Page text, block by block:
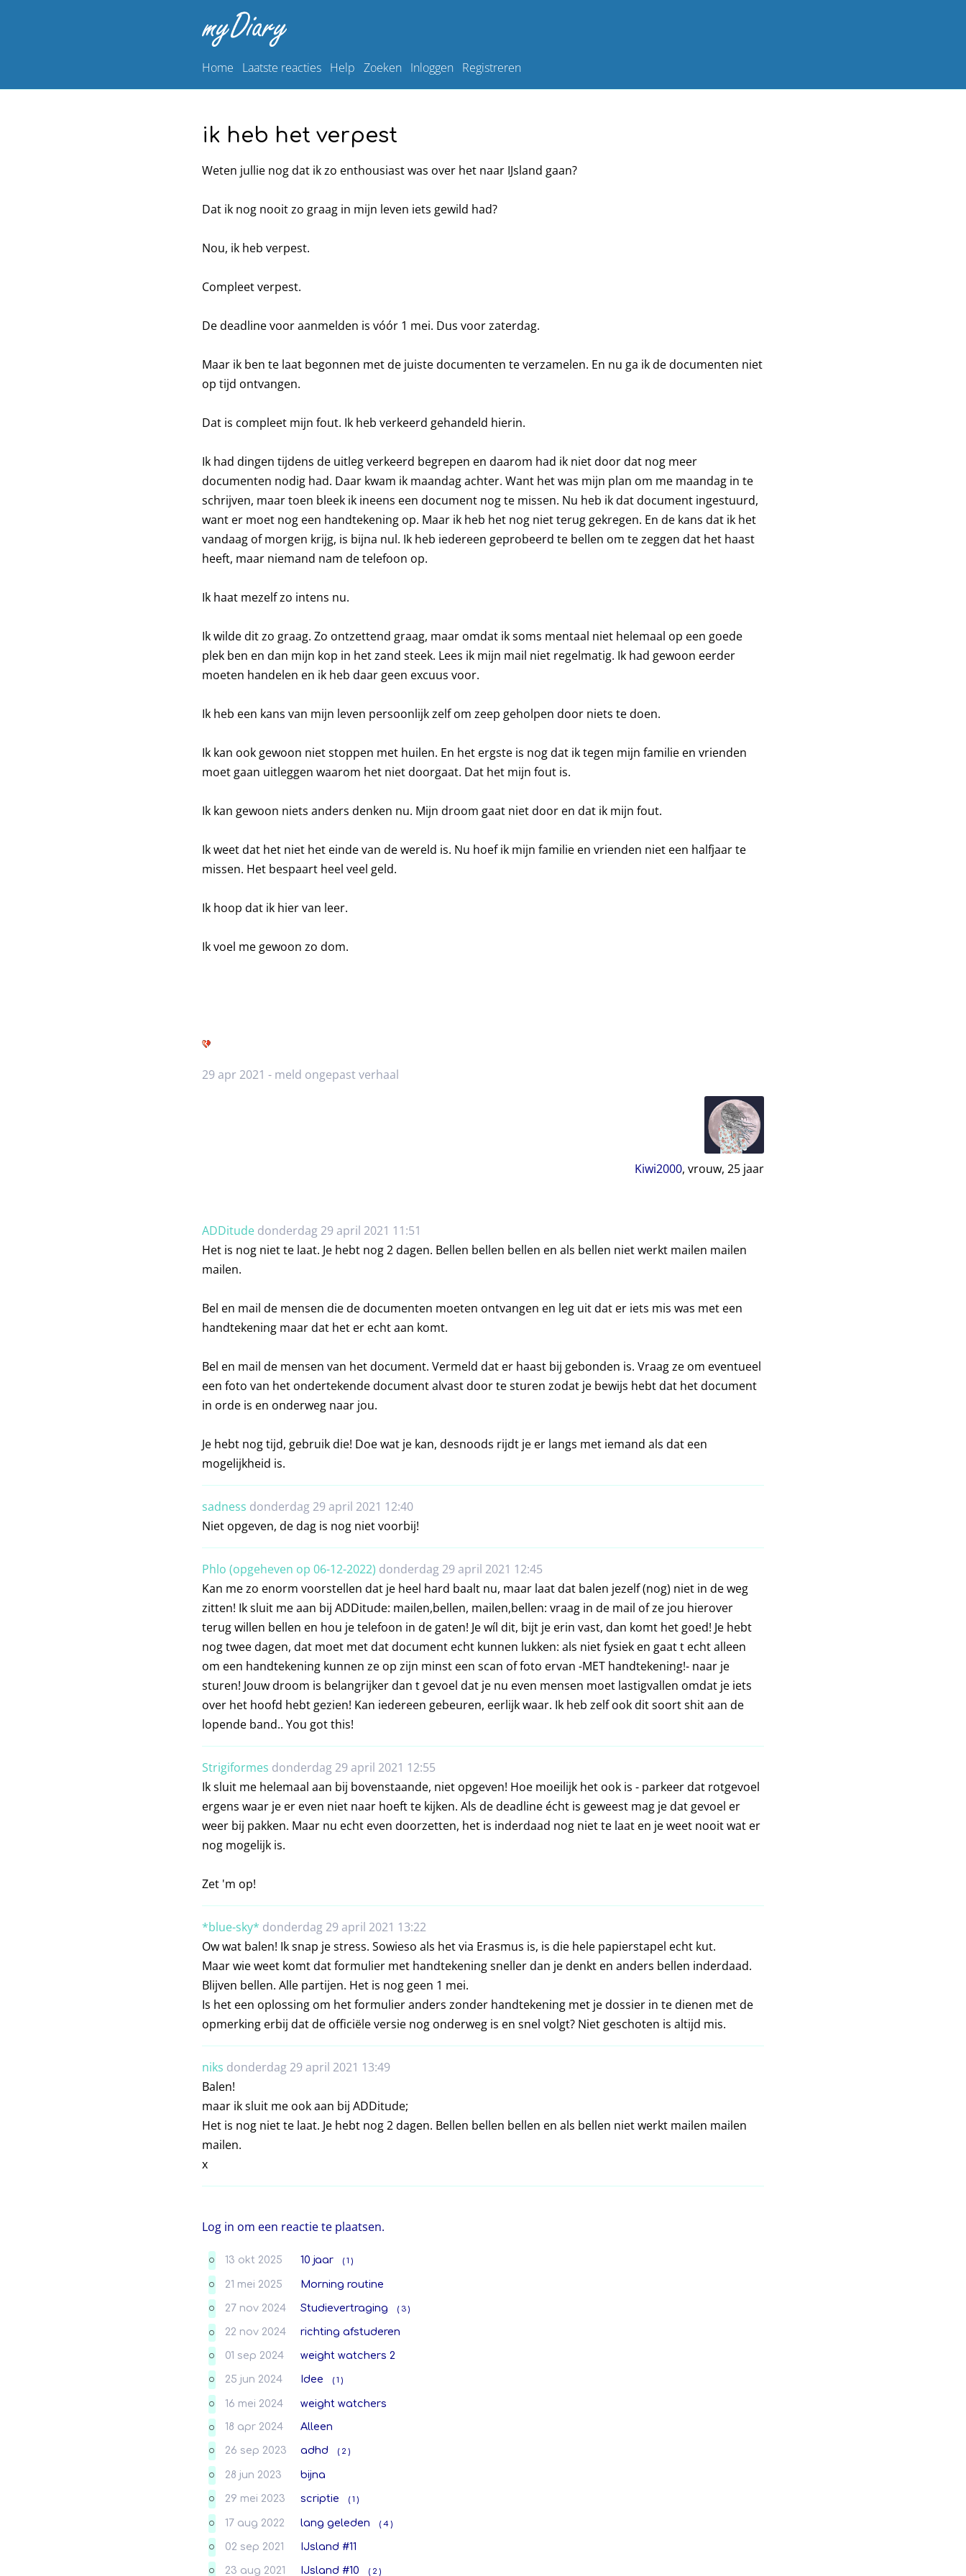
Home Laatste reacties Help Zoeken Inloggen Registreren
ik heb het verpest
Weten jullie nog dat ik zo enthousiast was over het naar IJsland gaan?
Dat ik nog nooit zo graag in mijn leven iets gewild had?
Nou, ik heb verpest.
Compleet verpest.
De deadline voor aanmelden is vóór 1 mei. Dus voor zaterdag.
Maar ik ben te laat begonnen met de juiste documenten te verzamelen. En nu ga ik de documenten niet
op tijd ontvangen.
Dat is compleet mijn fout. Ik heb verkeerd gehandeld hierin.
Ik had dingen tijdens de uitleg verkeerd begrepen en daarom had ik niet door dat nog meer
documenten nodig had. Daar kwam ik maandag achter. Want het was mijn plan om me maandag in te
schrijven, maar toen bleek ik ineens een document nog te missen. Nu heb ik dat document ingestuurd,
want er moet nog een handtekening op. Maar ik heb het nog niet terug gekregen. En de kans dat ik het
vandaag of morgen krijg, is bijna nul. Ik heb iedereen geprobeerd te bellen om te zeggen dat het haast
heeft, maar niemand nam de telefoon op.
Ik haat mezelf zo intens nu.
Ik wilde dit zo graag. Zo ontzettend graag, maar omdat ik soms mentaal niet helemaal op een goede
plek ben en dan mijn kop in het zand steek. Lees ik mijn mail niet regelmatig. Ik had gewoon eerder
moeten handelen en ik heb daar geen excuus voor.
Ik heb een kans van mijn leven persoonlijk zelf om zeep geholpen door niets te doen.
Ik kan ook gewoon niet stoppen met huilen. En het ergste is nog dat ik tegen mijn familie en vrienden
moet gaan uitleggen waarom het niet doorgaat. Dat het mijn fout is.
Ik kan gewoon niets anders denken nu. Mijn droom gaat niet door en dat ik mijn fout.
Ik weet dat het niet het einde van de wereld is. Nu hoef ik mijn familie en vrienden niet een halfjaar te
missen. Het bespaart heel veel geld.
Ik hoop dat ik hier van leer.
Ik voel me gewoon zo dom.
29 apr 2021 - meld ongepast verhaal
Kiwi2000, vrouw, 25 jaar
ADDitude donderdag 29 april 2021 11:51
Het is nog niet te laat. Je hebt nog 2 dagen. Bellen bellen bellen en als bellen niet werkt mailen mailen
mailen.
Bel en mail de mensen die de documenten moeten ontvangen en leg uit dat er iets mis was met een
handtekening maar dat het er echt aan komt.
Bel en mail de mensen van het document. Vermeld dat er haast bij gebonden is. Vraag ze om eventueel
een foto van het ondertekende document alvast door te sturen zodat je bewijs hebt dat het document
in orde is en onderweg naar jou.
Je hebt nog tijd, gebruik die! Doe wat je kan, desnoods rijdt je er langs met iemand als dat een
mogelijkheid is.
sadness donderdag 29 april 2021 12:40
Niet opgeven, de dag is nog niet voorbij!
Phlo (opgeheven op 06-12-2022) donderdag 29 april 2021 12:45
Kan me zo enorm voorstellen dat je heel hard baalt nu, maar laat dat balen jezelf (nog) niet in de weg
zitten! Ik sluit me aan bij ADDitude: mailen,bellen, mailen,bellen: vraag in de mail of ze jou hierover
terug willen bellen en hou je telefoon in de gaten! Je wíl dit, bijt je erin vast, dan komt het goed! Je hebt
nog twee dagen, dat moet met dat document echt kunnen lukken: als niet fysiek en gaat t echt alleen
om een handtekening kunnen ze op zijn minst een scan of foto ervan -MET handtekening!- naar je
sturen! Jouw droom is belangrijker dan t gevoel dat je nu even mensen moet lastigvallen omdat je iets
over het hoofd hebt gezien! Kan iedereen gebeuren, eerlijk waar. Ik heb zelf ook dit soort shit aan de
lopende band.. You got this!
Strigiformes donderdag 29 april 2021 12:55
Ik sluit me helemaal aan bij bovenstaande, niet opgeven! Hoe moeilijk het ook is - parkeer dat rotgevoel
ergens waar je er even niet naar hoeft te kijken. Als de deadline écht is geweest mag je dat gevoel er
weer bij pakken. Maar nu echt even doorzetten, het is inderdaad nog niet te laat en je weet nooit wat er
nog mogelijk is.
Zet 'm op!
*blue-sky* donderdag 29 april 2021 13:22
Ow wat balen! Ik snap je stress. Sowieso als het via Erasmus is, is die hele papierstapel echt kut.
Maar wie weet komt dat formulier met handtekening sneller dan je denkt en anders bellen inderdaad.
Blijven bellen. Alle partijen. Het is nog geen 1 mei.
Is het een oplossing om het formulier anders zonder handtekening met je dossier in te dienen met de
opmerking erbij dat de officiële versie nog onderweg is en snel volgt? Niet geschoten is altijd mis.
niks donderdag 29 april 2021 13:49
Balen!
maar ik sluit me ook aan bij ADDitude;
Het is nog niet te laat. Je hebt nog 2 dagen. Bellen bellen bellen en als bellen niet werkt mailen mailen
mailen.
x
Log in om een reactie te plaatsen.
O 13 okt 2025 10 jaar ( 1 )
O 21 mei 2025 Morning routine
O 27 nov 2024 Studievertraging ( 3 )
O 22 nov 2024 richting afstuderen
O 01 sep 2024 weight watchers 2
O 25 jun 2024 Idee ( 1 )
O 16 mei 2024 weight watchers
O 18 apr 2024 Alleen
O 26 sep 2023 adhd ( 2 )
O 28 jun 2023 bijna
O 29 mei 2023 scriptie ( 1 )
O 17 aug 2022 lang geleden ( 4 )
O 02 sep 2021 IJsland #11
O 23 aug 2021 IJsland #10 ( 2 )